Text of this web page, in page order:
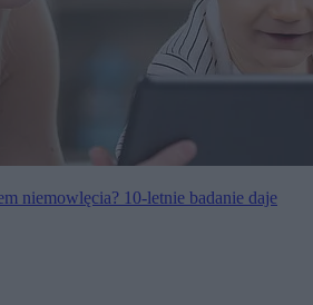
niemowlęcia? 10-letnie badanie daje